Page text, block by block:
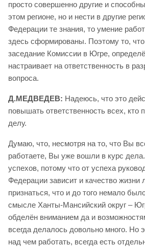
просто совершенно другие и
этом регионе, но и нести в другие
Федерации те знания, то умение
здесь сформированы. Поэтому то,
заседание Комиссии в Югре,
настраивает на ответственность в
вопроса.
Д.МЕДВЕДЕВ: Надеюсь, что это
повышать ответственность всех, кто
делу.
Думаю, что, несмотря на то, что Вы
работаете, Вы уже вошли в курс
успехов, потому что от успеха
Федерации зависит и качество
признаться, что и до того немало
смысле Ханты-Мансийский округ –
обделён вниманием да и
всегда делалось довольно много. Но
над чем работать, всегда есть